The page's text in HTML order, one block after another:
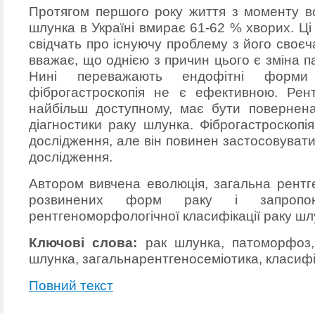
Протягом першого року життя з моменту
шлунка в Україні вмирає 61-62 % хворих.
свідчать про існуючу проблему з його
вважає, що однією з причин цього є зміна
Нині переважають ендофітні
фіброгастроскопія не є ефективною.
найбільш доступному, має бути
діагностики раку шлунка.
дослідження, але він повинен
дослідження.
Автором вивчена еволюція, загальна
розвинених форм раку і
рентгеноморфологічної класифікації раку
Ключові слова: рак шлунка, патоморфоз,
шлунка, загальнарентгеносеміотика,
Повний текст